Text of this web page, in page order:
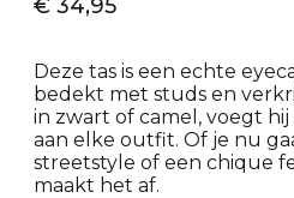
€ 34,95
Deze tas is een echte
bedekt met studs en
in zwart of camel, voegt
aan elke outfit. Of je nu
streetstyle of een chique
maakt het af.